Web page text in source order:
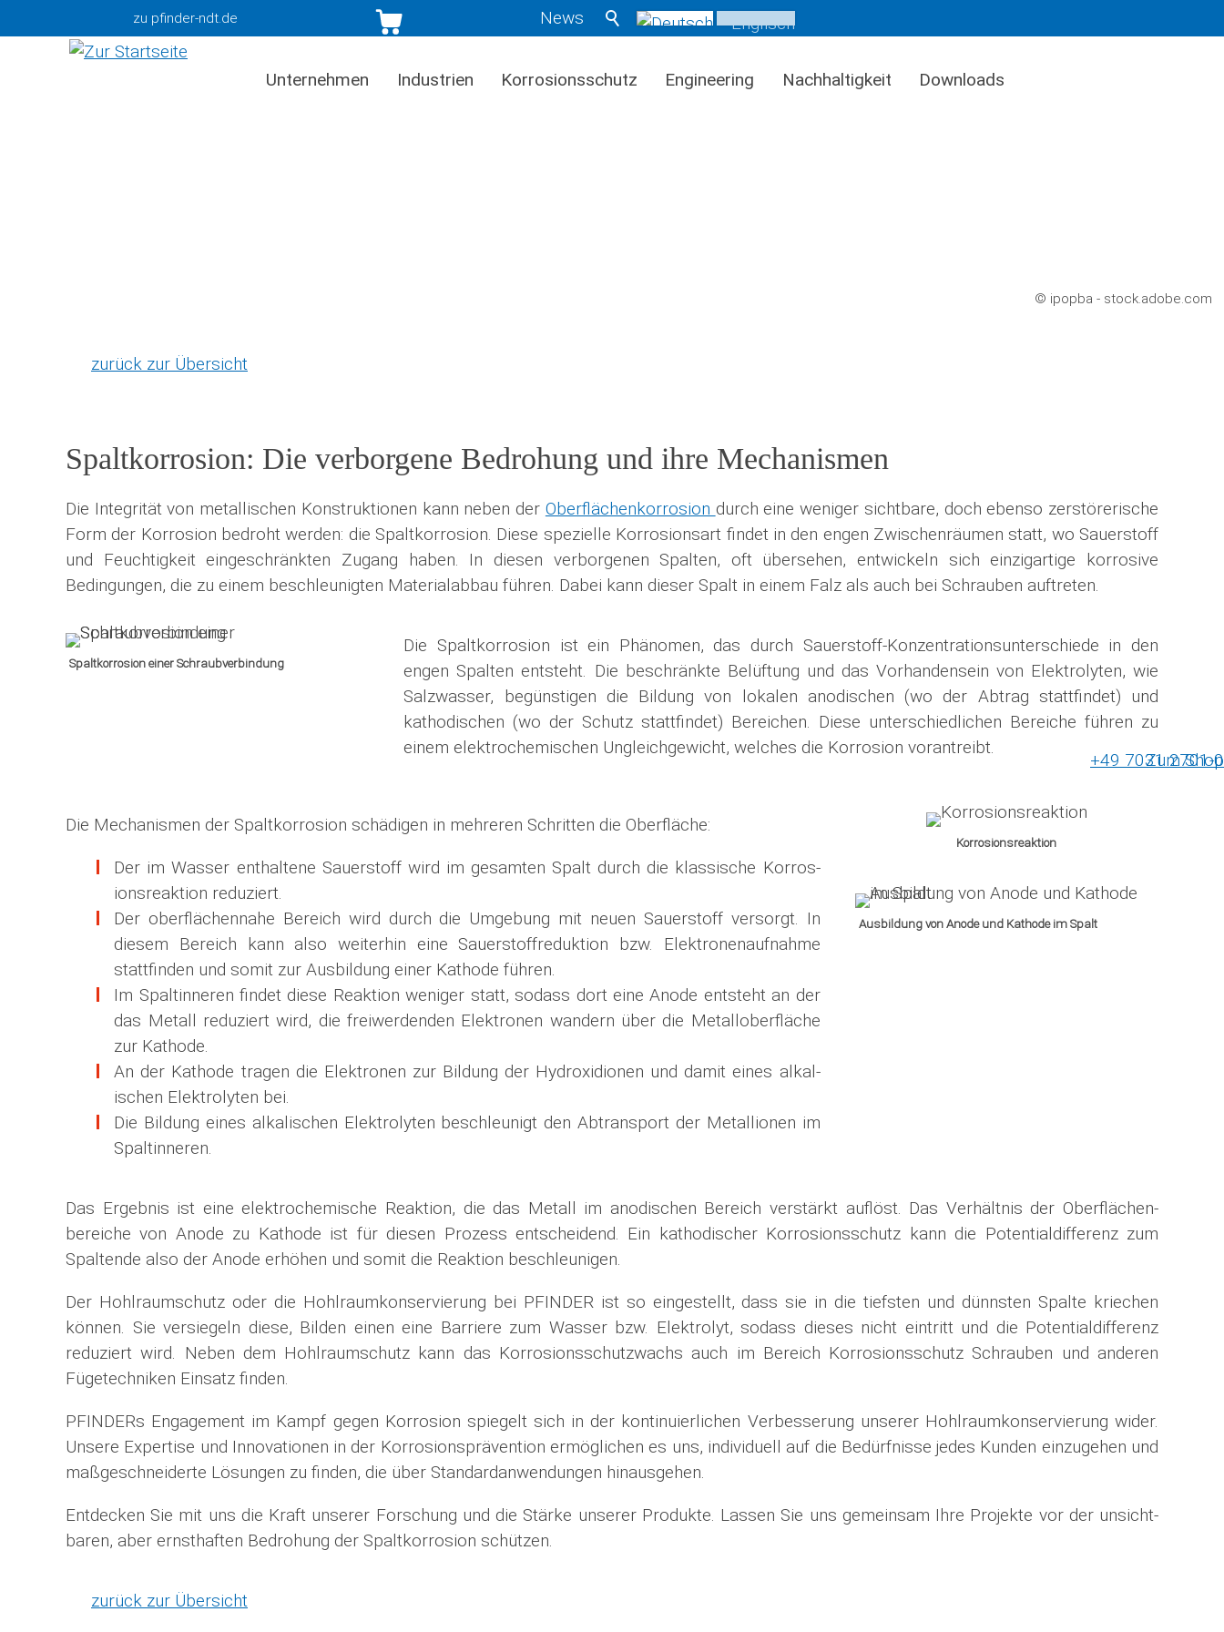
zu pfinder-ndt.de News
Unternehmen Industrien Korrosionsschutz Engineering Nachhaltigkeit Downloads
© ipopba - stock.adobe.com
zurück zur Übersicht
Spaltkorrosion: Die verborgene Bedrohung und ihre Mechanismen
Die Integrität von metallischen Konstruktionen kann neben der Oberflächenkorrosion durch eine weniger sichtbare, doch ebenso zer­störer­ische
Form der Korrosion bedroht werden: die Spaltkorrosion. Diese spezielle Korrosionsart findet in den engen Zwischenräumen statt, wo Sauerstoff
und Feuchtigkeit eingeschränkten Zugang haben. In diesen verborgenen Spalten, oft übersehen, entwickeln sich einzigartige korrosive
Bedingungen, die zu einem beschleunigten Materialabbau führen. Dabei kann dieser Spalt in einem Falz als auch bei Schrauben auftreten.
Spaltkorrosion einer Schraubverbindung
Die Spaltkorrosion ist ein Phänomen, das durch Sauerstoff-Konzentrationsunterschiede in den
engen Spalten entsteht. Die beschränkte Belüftung und das Vorhandensein von Elek­tro­lyten, wie
Salzwasser, begünstigen die Bildung von lokalen anodischen (wo der Abtrag stattfindet) und
kathodischen (wo der Schutz stattfindet) Bereichen. Diese unterschiedlichen Bereiche führen zu
einem elektrochemischen Ungleichgewicht, welches die Korrosion vor­an­treibt.
Die Mechanismen der Spaltkorrosion schädigen in mehreren Schritten die Oberfläche:
Der im Wasser enthaltene Sauerstoff wird im gesamten Spalt durch die klassische Kor­ros­
ions­reaktion reduziert.
Der oberflächennahe Bereich wird durch die Umgebung mit neuen Sauerstoff versorgt. In
diesem Bereich kann also weiterhin eine Sauerstoffreduktion bzw. Elek­tronen­aufnahme
stattfinden und somit zur Ausbildung einer Kathode führen.
Im Spaltinneren findet diese Reaktion weniger statt, sodass dort eine Anode entsteht an der
das Metall reduziert wird, die freiwerdenden Elektronen wandern über die Metall­oberfläche
zur Kathode.
An der Kathode tragen die Elektronen zur Bildung der Hydroxidionen und damit eines alkal­
ischen Elektrolyten bei.
Die Bildung eines alkalischen Elektrolyten beschleunigt den Abtransport der Metallionen im
Spaltinneren.
Korrosionsreaktion
Ausbildung von Anode und Kathode im Spalt
Das Ergebnis ist eine elektrochemische Reaktion, die das Metall im anodischen Bereich verstärkt auflöst. Das Verhältnis der Ober­flächen­
bereiche von Anode zu Kathode ist für diesen Prozess entscheidend. Ein kathodischer Korrosionsschutz kann die Potentialdifferenz zum
Spaltende also der Anode erhöhen und somit die Reaktion beschleunigen.
Der Hohlraumschutz oder die Hohlraumkonservierung bei PFINDER ist so eingestellt, dass sie in die tiefsten und dünnsten Spalte kriechen
können. Sie versiegeln diese, Bilden einen eine Barriere zum Wasser bzw. Elektrolyt, sodass dieses nicht eintritt und die Potentialdifferenz
reduziert wird. Neben dem Hohlraumschutz kann das Korrosionsschutzwachs auch im Bereich Korrosionsschutz Schrauben und anderen
Fügetechniken Einsatz finden.
PFINDERs Engagement im Kampf gegen Korrosion spiegelt sich in der kontinuierlichen Verbesserung unserer Hohlraumkonservierung wider.
Unsere Expertise und Innovationen in der Korrosionsprävention ermöglichen es uns, individuell auf die Bedürfnisse jedes Kunden einzugehen und
maßgeschneiderte Lösungen zu finden, die über Standardanwendungen hinausgehen.
Entdecken Sie mit uns die Kraft unserer Forschung und die Stärke unserer Produkte. Lassen Sie uns gemeinsam Ihre Projekte vor der un­sicht­
baren, aber ernsthaften Bedrohung der Spaltkorrosion schützen.
zurück zur Übersicht
+49 7031 2701-0
Zum Shop